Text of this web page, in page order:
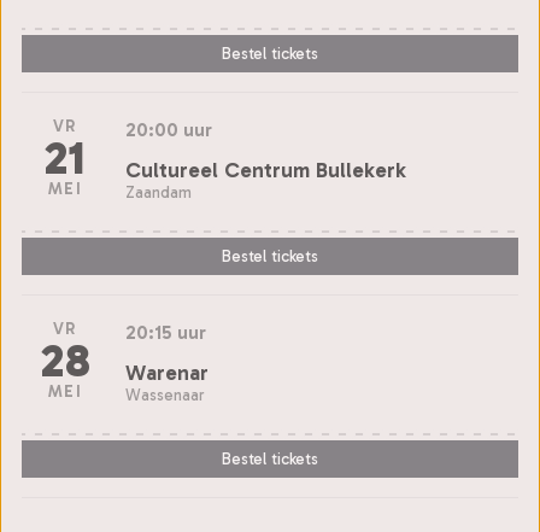
Bestel tickets
VR
21
MEI
20:00 uur
Cultureel Centrum Bullekerk
Zaandam
Bestel tickets
VR
28
MEI
20:15 uur
Warenar
Wassenaar
Bestel tickets